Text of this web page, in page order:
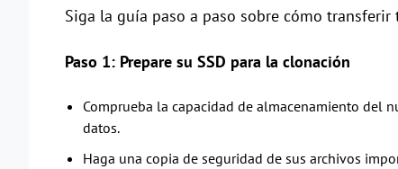
Siga la guía paso a paso sobre cómo transferir
Paso 1: Prepare su SSD para la clonación
Comprueba la capacidad de almacenamiento del
datos.
Haga una copia de seguridad de sus archivos